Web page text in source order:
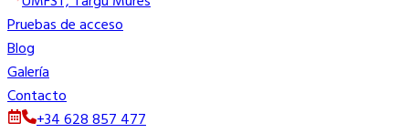
Pruebas de acceso
Blog
Galería
Contacto
+34 628 857 477